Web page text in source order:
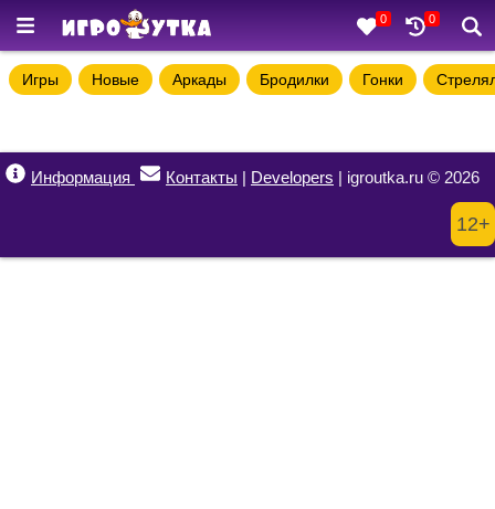
0 0
Игры Новые Аркады Бродилки Гонки
Информация Контакты | Developers | igroutka.ru © 2026
12+